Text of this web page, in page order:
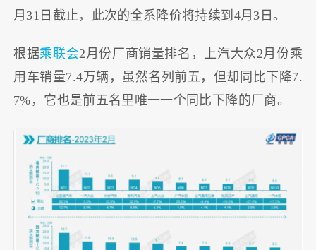
月31日截止，此次的全系降价将持续到4月3日。
根据乘联会2月份厂商销量排名，上汽大众2月份乘
用车销量7.4万辆，虽然名列前五，但却同比下降7.
7%，它也是前五名里唯一一个同比下降的厂商。